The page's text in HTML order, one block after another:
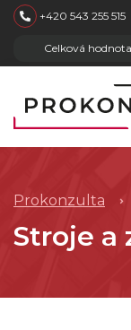
skip to main
+420 543 255 515
Celková
Prokonzulta
Stroje a